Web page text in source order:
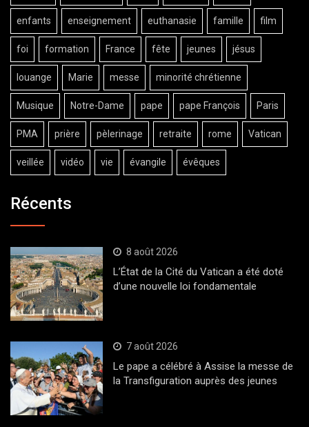
enfants enseignement euthanasie famille film
foi formation France fête jeunes jésus
louange Marie messe minorité chrétienne
Musique Notre-Dame pape pape François Paris
PMA prière pèlerinage retraite rome Vatican
veillée vidéo vie évangile évêques
Récents
8 août 2026
L’État de la Cité du Vatican a été doté
d’une nouvelle loi fondamentale
7 août 2026
Le pape a célébré à Assise la messe de
la Transfiguration auprès des jeunes